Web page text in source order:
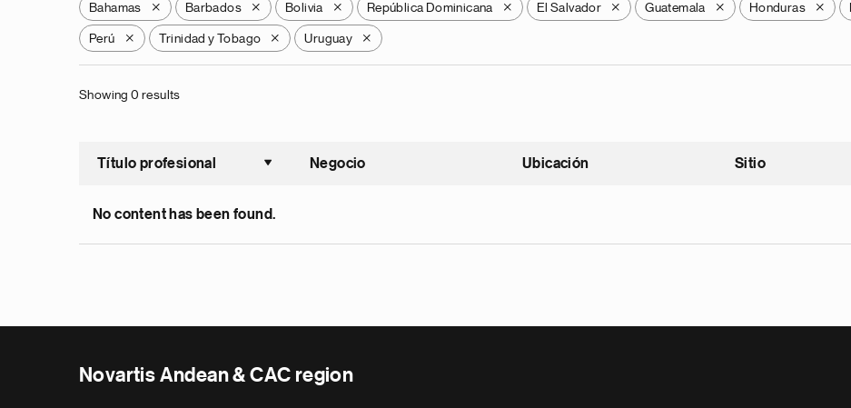
Bahamas X Barbados X Bolivia X República Dominicana X El Salvador X Guatemala X Honduras X
Perú X Trinidad y Tobago X Uruguay X
Showing 0 results
Título profesional
Ordenar ascendente
Negocio Ubicación Sitio
No content has been found.
Novartis Andean & CAC region